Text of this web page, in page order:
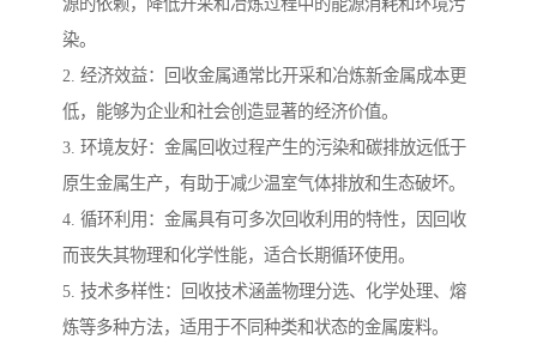
染。
2. 经济效益：回收金属通常比开采和冶炼新金属成本更
低，能够为企业和社会创造显著的经济价值。
3. 环境友好：金属回收过程产生的污染和碳排放远低于
原生金属生产，有助于减少温室气体排放和生态破坏。
4. 循环利用：金属具有可多次回收利用的特性，因回收
而丧失其物理和化学性能，适合长期循环使用。
5. 技术多样性：回收技术涵盖物理分选、化学处理、熔
炼等多种方法，适用于不同种类和状态的金属废料。